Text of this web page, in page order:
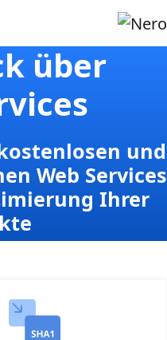
über
und
Web Services
Ihrer